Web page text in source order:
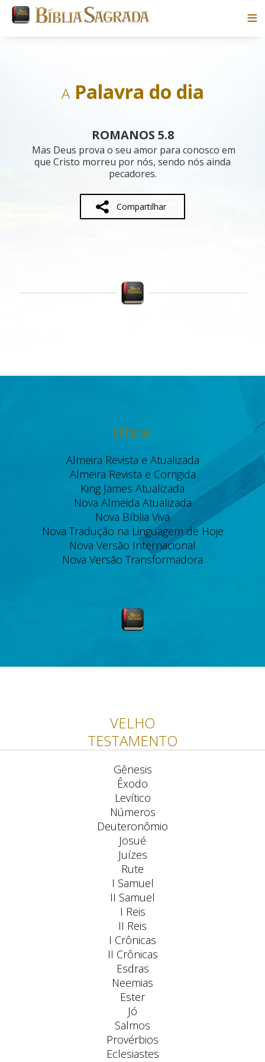
Blog
Parceiros
Sobre
APalavra do dia
ROMANOS 5.8
Mas Deus prova o seu amor para conosco em
que Cristo morreu por nós, sendo nós ainda
pecadores.
Compartilhar
Bíblias
Almeira Revista e Atualizada
Almeira Revista e Corrigida
King James Atualizada
Nova Almeida Atualizada
Nova Bíblia Viva
Nova Tradução na Linguagem de Hoje
Nova Versão Internacional
Nova Versão Transformadora
VELHO
TESTAMENTO
Gênesis
Êxodo
Levítico
Números
Deuteronômio
Josué
Juízes
Rute
I Samuel
II Samuel
I Reis
II Reis
I Crônicas
II Crônicas
Esdras
Neemias
Ester
Jó
Salmos
Provérbios
Eclesiastes